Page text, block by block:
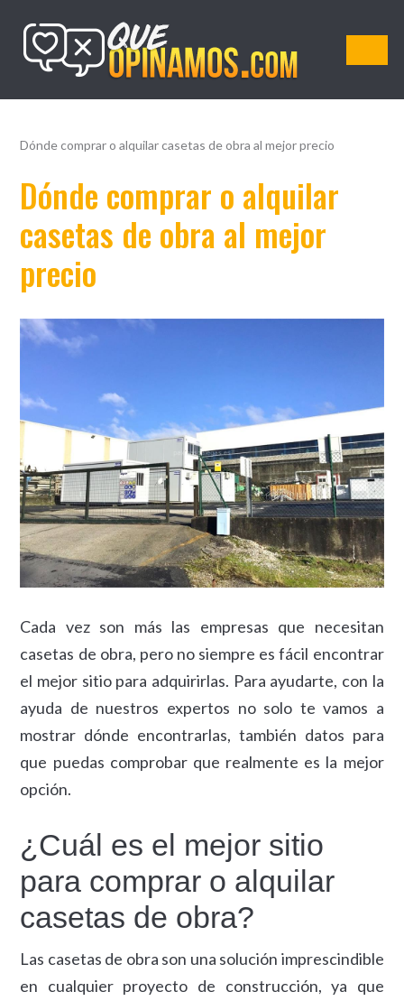
QueOpinamos.com
Dónde comprar o alquilar casetas de obra al mejor precio
Dónde comprar o alquilar
casetas de obra al mejor
precio
Cada vez son más las empresas que necesitan
casetas de obra, pero no siempre es fácil encontrar
el mejor sitio para adquirirlas. Para ayudarte, con la
ayuda de nuestros expertos no solo te vamos a
mostrar dónde encontrarlas, también datos para
que puedas comprobar que realmente es la mejor
opción.
¿Cuál es el mejor sitio
para comprar o alquilar
casetas de obra?
Las casetas de obra son una solución imprescindible
en cualquier proyecto de construcción, ya que